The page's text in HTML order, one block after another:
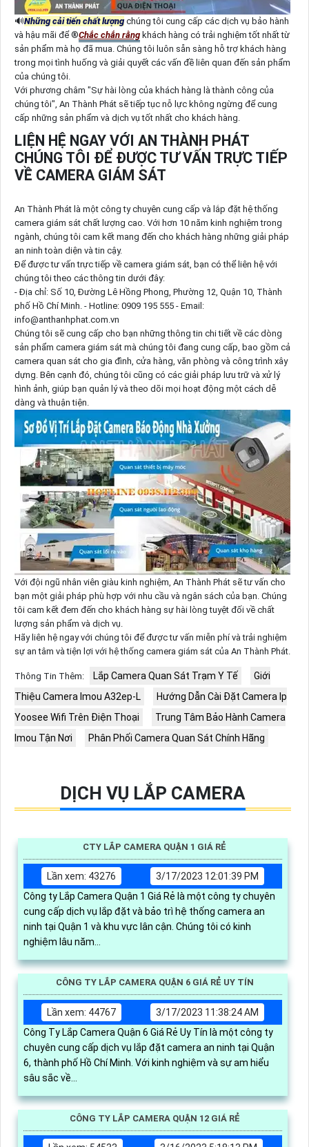
🔊Những cải tiến chất lượngchúng tôi cung cấp các dịch vụ bảo hành
và hậu mãi để ®️Chắc chắn rằngkhách hàng có trải nghiệm tốt nhất từ
sản phẩm mà họ đã mua. Chúng tôi luôn sẵn sàng hỗ trợ khách hàng
trong mọi tình huống và giải quyết các vấn đề liên quan đến sản phẩm
của chúng tôi.
Với phương châm "Sự hài lòng của khách hàng là thành công của
chúng tôi", An Thành Phát sẽ tiếp tục nỗ lực không ngừng để cung
cấp những sản phẩm và dịch vụ tốt nhất cho khách hàng.
LIỆN HỆ NGAY VỚI AN THÀNH PHÁT
CHÚNG TÔI ĐỂ ĐƯỢC TƯ VẤN TRỰC TIẾP
VỀ CAMERA GIÁM SÁT
An Thành Phát là một công ty chuyên cung cấp và lắp đặt hệ thống
camera giám sát chất lượng cao. Với hơn 10 năm kinh nghiệm trong
ngành, chúng tôi cam kết mang đến cho khách hàng những giải pháp
an ninh toàn diện và tin cậy.
Để được tư vấn trực tiếp về camera giám sát, bạn có thể liên hệ với
chúng tôi theo các thông tin dưới đây:
- Địa chỉ: Số 10, Đường Lê Hồng Phong, Phường 12, Quận 10, Thành
phố Hồ Chí Minh. - Hotline: 0909 195 555 - Email:
info@anthanhphat.com.vn
Chúng tôi sẽ cung cấp cho bạn những thông tin chi tiết về các dòng
sản phẩm camera giám sát mà chúng tôi đang cung cấp, bao gồm cả
camera quan sát cho gia đình, cửa hàng, văn phòng và công trình xây
dựng. Bên cạnh đó, chúng tôi cũng có các giải pháp lưu trữ và xử lý
hình ảnh, giúp bạn quản lý và theo dõi mọi hoạt động một cách dễ
dàng và thuận tiện.
Với đội ngũ nhân viên giàu kinh nghiệm, An Thành Phát sẽ tư vấn cho
bạn một giải pháp phù hợp với nhu cầu và ngân sách của bạn. Chúng
tôi cam kết đem đến cho khách hàng sự hài lòng tuyệt đối về chất
lượng sản phẩm và dịch vụ.
Hãy liên hệ ngay với chúng tôi để được tư vấn miễn phí và trải nghiệm
sự an tâm và tiện lợi với hệ thống camera giám sát của An Thành Phát.
Thông Tin Thêm: Lắp Camera Quan Sát Trạm Y Tế
Giới
Thiệu Camera Imou A32ep-L
Hướng Dẫn Cài Đặt Camera Ip
Yoosee Wifi Trên Điện Thoại
Trung Tâm Bảo Hành Camera
Imou Tận Nơi
Phân Phối Camera Quan Sát Chính Hãng
DỊCH VỤ LẮP CAMERA
CTY LẮP CAMERA QUẬN 1 GIÁ RẺ
Lần xem: 43276
3/17/2023 12:01:39 PM
Công ty Lắp Camera Quận 1 Giá Rẻ là một công ty chuyên
cung cấp dịch vụ lắp đặt và bảo trì hệ thống camera an
ninh tại Quận 1 và khu vực lân cận. Chúng tôi có kinh
nghiệm lâu năm...
CÔNG TY LẮP CAMERA QUẬN 6 GIÁ RẺ UY TÍN
Lần xem: 44767
3/17/2023 11:38:24 AM
Công Ty Lắp Camera Quận 6 Giá Rẻ Uy Tín là một công ty
chuyên cung cấp dịch vụ lắp đặt camera an ninh tại Quận
6, thành phố Hồ Chí Minh. Với kinh nghiệm và sự am hiểu
sâu sắc về...
CÔNG TY LẮP CAMERA QUẬN 12 GIÁ RẺ